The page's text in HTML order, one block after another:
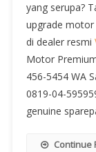
yang serupa?
upgrade motor
di dealer resmi
Motor
456-5454 WA
0819-04-
genuine
Continue